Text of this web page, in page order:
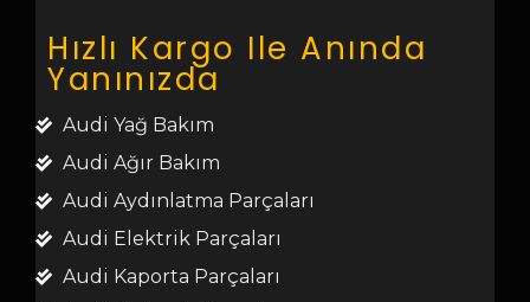
Hızlı Kargo Ile Anında
Yanınızda
Audi Yağ Bakım
Audi Ağır Bakım
Audi Aydınlatma Parçaları
Audi Elektrik Parçaları
Audi Kaporta Parçaları